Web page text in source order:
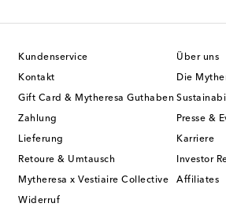
Kundenservice
Kontakt
Gift Card & Mytheresa Guthaben
Zahlung
Lieferung
Retoure & Umtausch
Mytheresa x Vestiaire Collective
Widerruf
Über uns
Die
Presse &
Karriere
Investor
Affiliates